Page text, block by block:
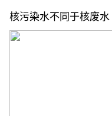
核污染水不同于核废水